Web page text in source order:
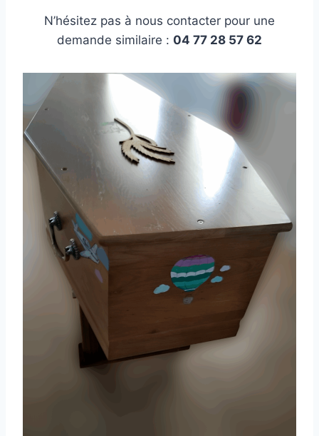
N’hésitez pas à nous contacter pour une
demande similaire : 04 77 28 57 62